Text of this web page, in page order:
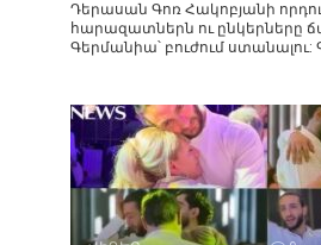
Դերասան Գոռ Հակոբյանի
հարազատներն ու ընկերները
Գերմանիա՝ բուժում ստանալու: